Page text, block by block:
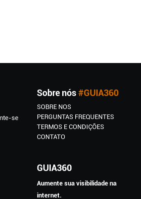
se
Sobre nós#GUIA360
SOBRE NOS
PERGUNTAS FREQUENTES
TERMOS E CONDIÇÕES
CONTATO
GUIA360
Aumente sua visibilidade na
internet.